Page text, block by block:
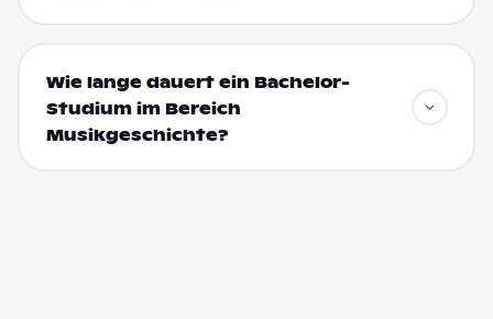
Wie lange dauert ein Bachelor-
Studium im Bereich
Musikgeschichte?